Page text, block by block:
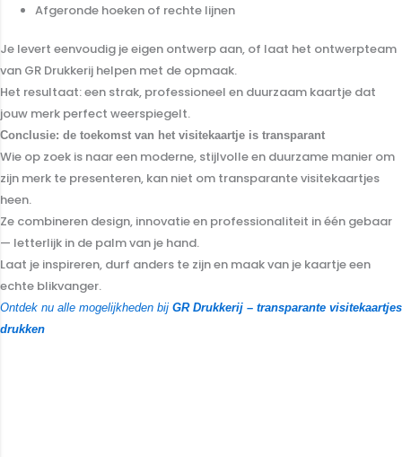
Afgeronde hoeken of rechte lijnen
Je levert eenvoudig je eigen ontwerp aan, of laat het ontwerpteam
van GR Drukkerij helpen met de opmaak.
Het resultaat: een strak, professioneel en duurzaam kaartje dat
jouw merk perfect weerspiegelt.
Conclusie: de toekomst van het visitekaartje is transparant
Wie op zoek is naar een moderne, stijlvolle en duurzame manier om
zijn merk te presenteren, kan niet om transparante visitekaartjes
heen.
Ze combineren design, innovatie en professionaliteit in één gebaar
— letterlijk in de palm van je hand.
Laat je inspireren, durf anders te zijn en maak van je kaartje een
echte blikvanger.
Ontdek nu alle mogelijkheden bij GR Drukkerij – transparante visitekaartjes
drukken